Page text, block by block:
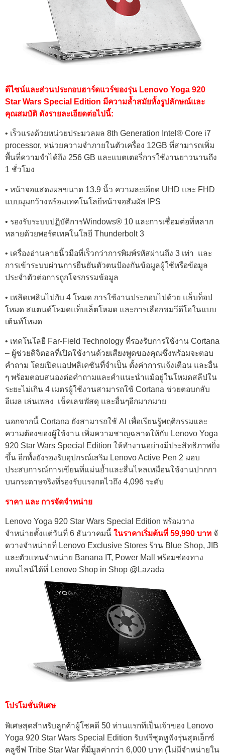
ดีไซน์และส่วนประกอบฮาร์ดแวร์ของรุ่น Lenovo Yoga 920
Star Wars Special Edition มีความล้ำสมัยทั้งรูปลักษณ์และ
คุณสมบัติ ดังรายละเอียดต่อไปนี้:
• เร็วแรงด้วยหน่วยประมวลผล 8th Generation Intel® Core i7
processor, หน่วยความจำภายในตัวเครื่อง 12GB ที่สามารถเพิ่ม
พื้นที่ความจำได้ถึง 256 GB และแบตเตอรี่การใช้งานยาวนานถึง
1 ชั่วโมง
• หน้าจอแสดงผลขนาด 13.9 นิ้ว ความละเอียด UHD และ FHD
แบบมุมกว้างพร้อมเทคโนโลยีหน้าจอสัมผัส IPS
• รองรับระบบปฏิบัติการWindows® 10 และการเชื่อมต่อที่หลาก
หลายด้วยพอร์ตเทคโนโลยี Thunderbolt 3
• เครื่องอ่านลายนิ้วมือที่เร็วกว่าการพิมพ์รหัสผ่านถึง 3 เท่า และ
การเข้าระบบผ่านการยืนยันตัวตนป้องกันข้อมูลผู้ใช้หรือข้อมูล
ประจำตัวต่อการถูกโจรกรรมข้อมูล
• เพลิดเพลินไปกับ 4 โหมด การใช้งานประกอบไปด้วย แล็บท็อป
โหมด สแตนด์โหมดแท็บเล็ตโหมด และการเลือกชมวีดีโอในแบบ
เต้นท์โหมด
• เทคโนโลยี Far-Field Technology ที่รองรับการใช้งาน Cortana
– ผู้ช่วยดิจิตอลที่เปิดใช้งานด้วยเสียงพูดของคุณซึ่งพร้อมจะตอบ
คำถาม โดยเปิดแอปพลิเคชันที่จำเป็น ตั้งค่าการแจ้งเตือน และอื่น
ๆ พร้อมตอบสนองต่อคำถามและคำแนะนำแม้อยู่ในโหมดสลีปใน
ระยะไม่เกิน 4 เมตรผู้ใช้งานสามารถใช้ Cortana ช่วยตอบกลับ
อีเมล เล่นเพลง เช็คเลขพัสดุ และอื่นๆอีกมากมาย
นอกจากนี้ Cortana ยังสามารถใช้ AI เพื่อเรียนรู้พฤติกรรมและ
ความต้องของผู้ใช้งาน เพิ่มความชาญฉลาดให้กับ Lenovo Yoga
920 Star Wars Special Edition ให้ทำงานอย่างมีประสิทธิภาพยิ่ง
ขึ้น อีกทั้งยังรองรับอุปกรณ์เสริม Lenovo Active Pen 2 มอบ
ประสบการณ์การเขียนที่แม่นย้ำและลื่นไหลเหมือนใช้งานปากกา
บนกระดาษจริงที่รองรับแรงกดไวถึง 4,096 ระดับ
ราคา และ การจัดจำหน่าย
Lenovo Yoga 920 Star Wars Special Edition พร้อมวาง
จำหน่ายตั้งแต่วันที่ 6 ธันวาคมนี้ ในราคาเริ่มต้นที่ 59,990 บาท จั
ดวางจำหน่ายที่ Lenovo Exclusive Stores ร้าน Blue Shop, JIB
และตัวแทนจำหน่าย Banana IT, Power Mall พร้อมช่องทาง
ออนไลน์ได้ที่ Lenovo Shop in Shop @Lazada
โปรโมชั่นพิเศษ
พิเศษสุดสำหรับลูกค้าผู้โชคดี 50 ท่านแรกทีเป็นเจ้าของ Lenovo
Yoga 920 Star Wars Special Edition รับฟรีชุดหูฟังรุ่นสุดเอ็กซ์
คลูซีฟ Tribe Star War ที่มีมูลค่ากว่า 6,000 บาท (ไม่มีจำหน่ายใน